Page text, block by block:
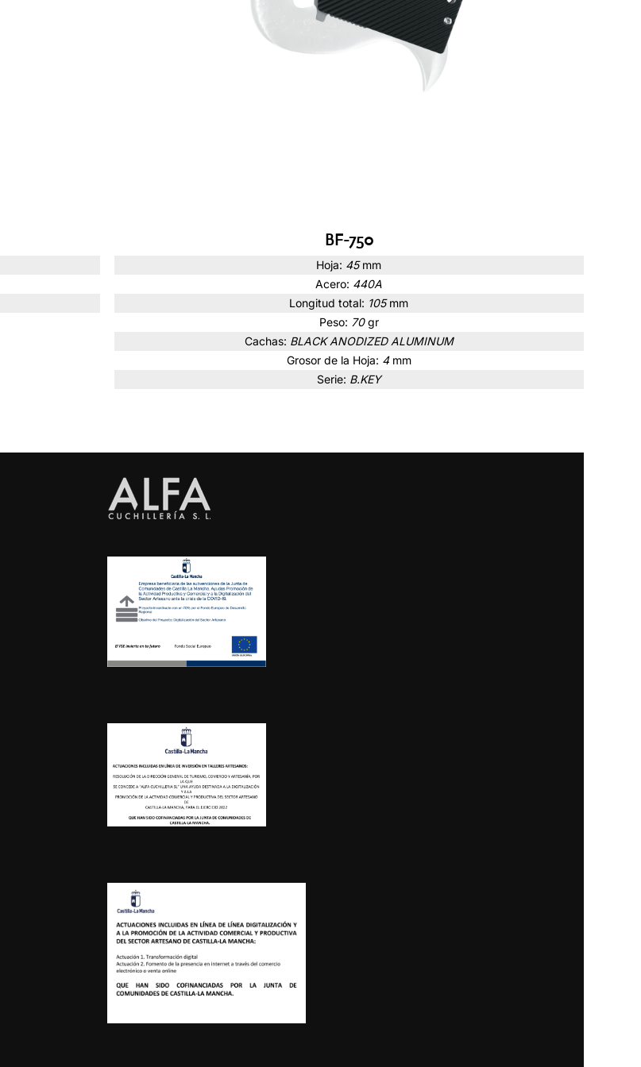
BF-750
Hoja: 45 mm
Acero: 440A
Longitud total: 105 mm
Peso: 70 gr
Cachas: BLACK ANODIZED ALUMINUM
Grosor de la Hoja: 4 mm
Serie: B.KEY